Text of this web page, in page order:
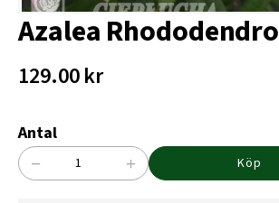
Azalea
129.00kr
Antal
Azalea
− + Köp